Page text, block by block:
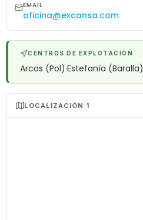
EMAIL
oficina@excansa.com
CENTROS DE EXPLOTACIÓN
Arcos (Pol)·Estefanía (Baralla)
LOCALIZACIÓN 1